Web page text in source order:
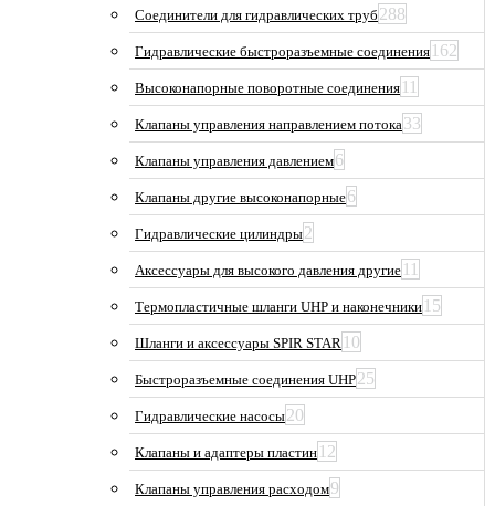
Соединители для гидравлических труб 288
Гидравлические быстроразъемные соединения 162
Высоконапорные поворотные соединения 11
Клапаны управления направлением потока33
Клапаны управления давлением6
Клапаны другие высоконапорные6
Гидравлические цилиндры2
Аксессуары для высокого давления другие 11
Термопластичные шланги UHP и наконечники 15
Шланги и аксессуары SPIR STAR 10
Быстроразъемные соединения UHP25
Гидравлические насосы20
Клапаны и адаптеры пластин 12
Клапаны управления расходом9